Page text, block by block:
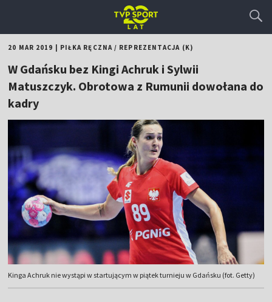
20 MAR 2019 PIŁKA RĘCZNA/ REPREZENTACJA (K)
W Gdańsku bez Kingi Achruk i Sylwii
Matuszczyk. Obrotowa z Rumunii dowołana do
kadry
Kinga Achruk nie wystąpi w startującym w piątek turnieju w Gdańsku (fot. Getty)